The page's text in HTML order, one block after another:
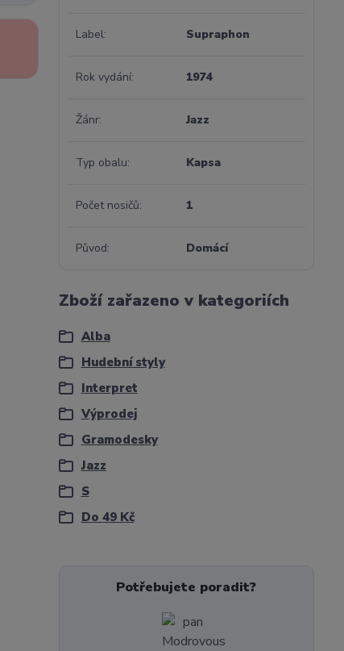
Label Supraphon
Rok vydání 1974
Žánr Jazz
Typ obalu Kapsa
Počet nosičů 1
Původ Domácí
Zboží zařazeno v kategoriích
Alba
Hudební styly
Interpret
Výprodej
Gramodesky
Jazz
S
Do 49 Kč
Potřebujete poradit?